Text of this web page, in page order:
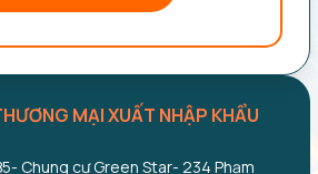
MẠI XUẤT NHẬP KHẨU
Chung cư Green Star- 234 Phạm